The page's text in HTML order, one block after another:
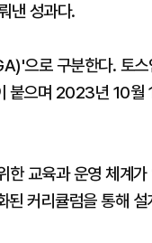
낸 성과다.
으로 구분한다. 토스
붙으며 2023년 10
한 교육과 운영 체계
커리큘럼을 통해 설